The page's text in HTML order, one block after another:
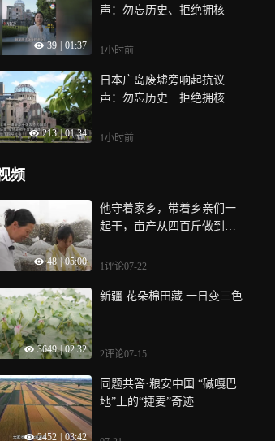
39 01:37
声：勿忘历史、拒绝拥核
1小时前
213 | 01:34
日本广岛废墟旁响起抗议
声：勿忘历史 拒绝拥核
1小时前
频
48 05:00
他守着家乡，带着乡亲们一
起干，亩产从四百斤做到一
电商，就想让大伙多挣点
里干着实实在在的事，本期
1评论07-22
3649 | 02:32
新疆 花朵棉田藏 一日变三色
2评论07-15
2452 03:42
同题共答·粮安中国 “碱嘎巴
地”上的“捷麦”奇迹